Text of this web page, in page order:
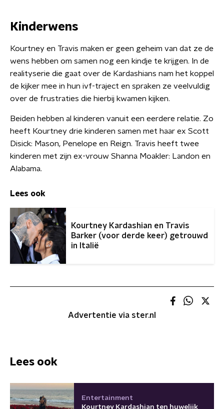
Kinderwens
Kourtney en Travis maken er geen geheim van dat ze de
wens hebben om samen nog een kindje te krijgen. In de
realityserie die gaat over de Kardashians nam het koppel
de kijker mee in hun ivf-traject en spraken ze veelvuldig
over de frustraties die hierbij kwamen kijken.
Beiden hebben al kinderen vanuit een eerdere relatie. Zo
heeft Kourtney drie kinderen samen met haar ex Scott
Disick: Mason, Penelope en Reign. Travis heeft twee
kinderen met zijn ex-vrouw Shanna Moakler: Landon en
Alabama.
Lees ook
Kourtney Kardashian en Travis
Barker (voor derde keer) getrouwd
in Italië
Advertentie via ster.nl
Lees ook
Entertainment
Kourtney Kardashian ten huwelijk